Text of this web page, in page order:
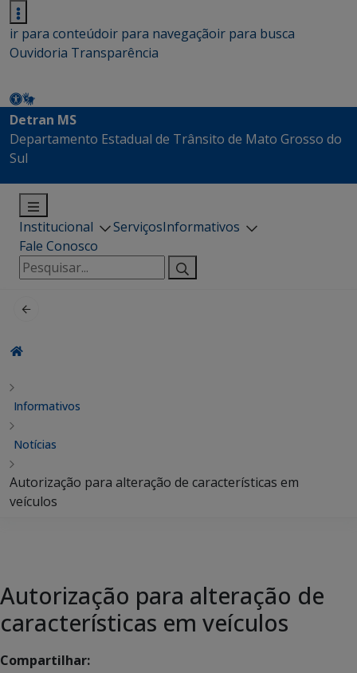
ir para conteúdoir para navegaçãoir para busca
Ouvidoria Transparência
Detran MS
Departamento Estadual de Trânsito de Mato Grosso do
Sul
Institucional ServiçosInformativos
Fale Conosco
Pesquisar
por:
Informativos
Notícias
Autorização para alteração de características em
veículos
Autorização para alteração de
características em veículos
Compartilhar: